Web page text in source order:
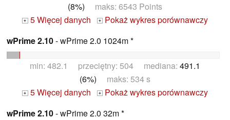
(8%) maks: 6543 Points
+ 5 Więcej danych +
Pokaż wykres porównawczy
wPrime 2.10- wPrime 2.0 1024m *
min: 482.1 przeciętny: 504 mediana: 491.1
(6%) maks: 534 s
+ 5 Więcej danych +
Pokaż wykres porównawczy
wPrime 2.10- wPrime 2.0 32m *